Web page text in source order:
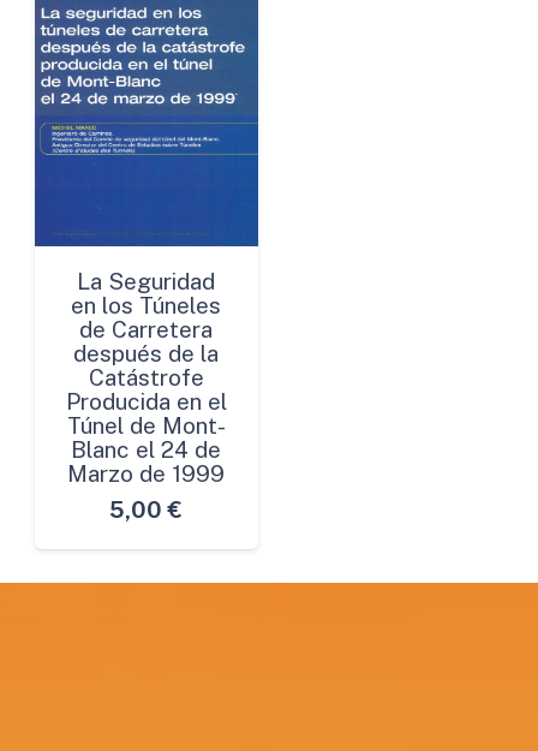
La Seguridad
en los Túneles
de Carretera
después de la
Catástrofe
Producida en el
Túnel de Mont-
Blanc el 24 de
Marzo de 1999
5,00 €